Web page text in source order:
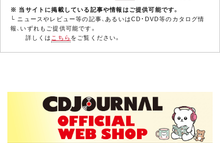
※ 当サイトに掲載している記事や情報はご提供可能です。
└ ニュースやレビュー等の記事、あるいはCD・DVD等のカタログ情
報、いずれもご提供可能です。
詳しくはこちら をご覧ください。